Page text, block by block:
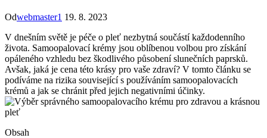
Odwebmaster1 19. 8. 2023
V dnešním světě je péče o pleť nezbytná součástí každodenního
života. Samoopalovací krémy jsou oblíbenou volbou pro získání
opáleného vzhledu bez škodlivého působení slunečních paprsků.
Avšak, jaká je cena této krásy pro vaše zdraví? V tomto článku se
podíváme na rizika související s používáním samoopalovacích
krémů a jak se chránit před jejich negativními účinky.
Obsah